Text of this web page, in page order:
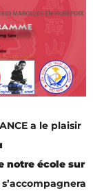
a le plaisir
notre école sur